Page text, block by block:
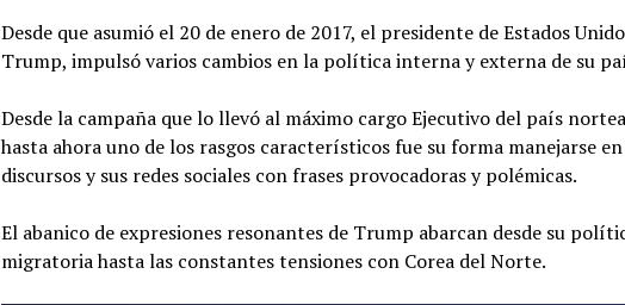
Desde que asumió el 20 de enero de 2017, el presidente de Estados
Trump, impulsó varios cambios en la política interna y externa de su
Desde la campaña que lo llevó al máximo cargo Ejecutivo del país
hasta ahora uno de los rasgos característicos fue su forma manejarse en
discursos y sus redes sociales con frases provocadoras y polémicas.
El abanico de expresiones resonantes de Trump abarcan desde su
migratoria hasta las constantes tensiones con Corea del Norte.